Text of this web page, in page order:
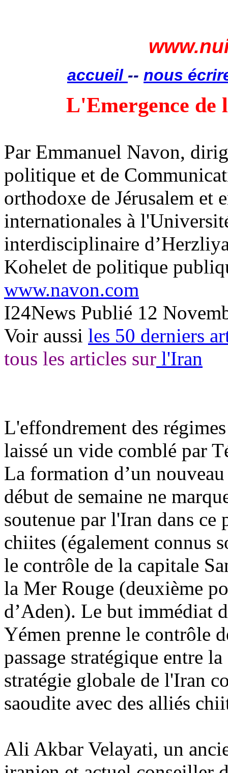
accueil -- nous
L'Emergence de
Par Emmanuel Navon,
politique et de
orthodoxe de Jérusalem et
internationales à
interdisciplinaire d’
Kohelet de politique
www.navon.com
I24News Publié 12
Voir aussi les 50 derniers
tous les articles sur l'Iran
L'effondrement des
laissé un vide comblé par
La formation d’un
début de semaine ne
soutenue par l'Iran dans ce
chiites (également connus
le contrôle de la capitale
la Mer Rouge (deuxième
d’Aden). Le but immédiat
Yémen prenne le contrôle
passage stratégique entre
stratégie globale de l'Iran
saoudite avec des alliés
Ali Akbar Velayati, un